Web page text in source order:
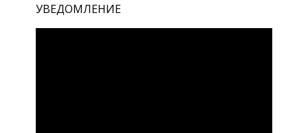
УВЕДОМЛЕНИЕ